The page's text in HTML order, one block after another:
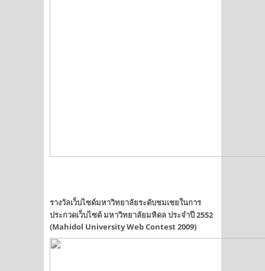
รางวัลเว็บไซด์มหาวิทยาลัยระดับชมเชยในการ
ประกวดเว็บไซด์ มหาวิทยาลัยมหิดล ประจำปี 2552
(Mahidol University Web Contest 2009)